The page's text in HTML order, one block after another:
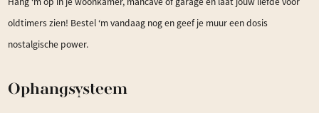
oldtimers zien! Bestel ‘m vandaag nog en geef je muur een dosis
nostalgische power.
Ophangsysteem